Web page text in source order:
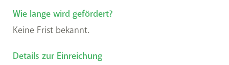
Wie lange wird gefördert?
Keine Frist bekannt.
Details zur Einreichung